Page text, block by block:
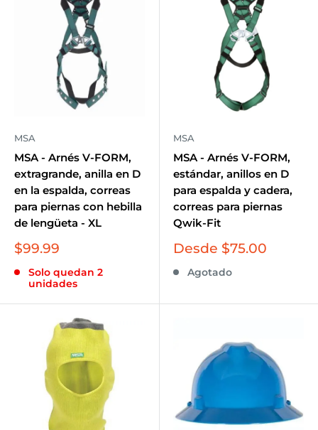
MSA
MSA - Arnés V-FORM,
extragrande, anilla en D
en la espalda, correas
para piernas con hebilla
de lengüeta - XL
Precio
venta
$99.99
Solo quedan 2
unidades
MSA
MSA - Arnés V-FORM,
estándar, anillos en D
para espalda y cadera,
correas para piernas
Qwik-Fit
Precio
venta
Desde $75.00
Agotado